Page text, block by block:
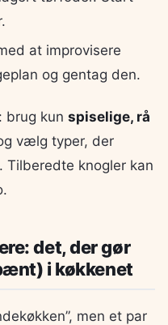
at improvisere
og gentag den.
brug kun spiselige, rå
vælg typer, der
Tilberedte knogler kan
det, der gør
i køkkenet
men et par